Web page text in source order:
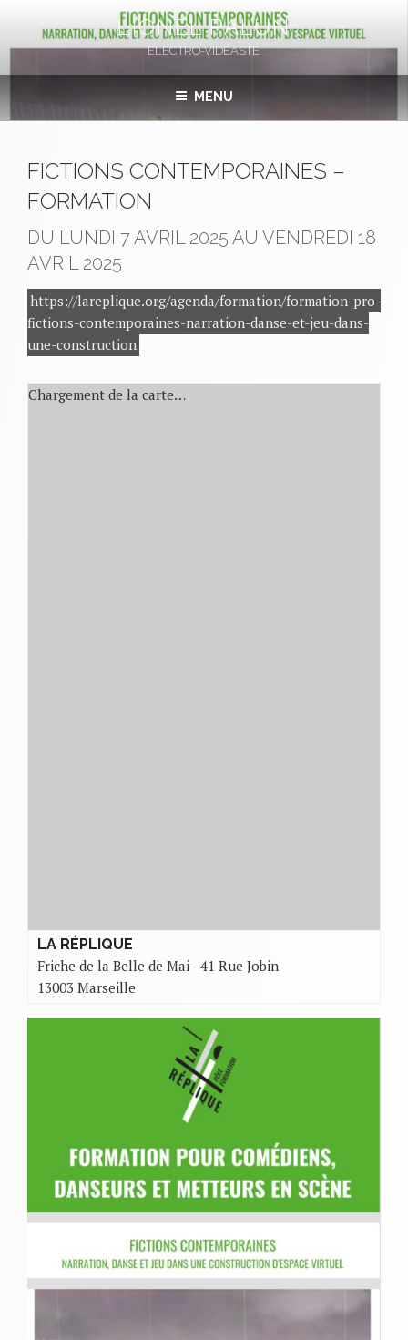
contenu
principal
LIONEL PALUN
ELECTRO-VIDÉASTE
MENU
FICTIONS CONTEMPORAINES –
FORMATION
DU LUNDI 7 AVRIL 2025 AU VENDREDI 18
AVRIL 2025
https://lareplique.org/agenda/formation/formation-pro-
fictions-contemporaines-narration-danse-et-jeu-dans-
une-construction
Chargement de la carte…
LA RÉPLIQUE
Friche de la Belle de Mai - 41 Rue Jobin
13003 Marseille